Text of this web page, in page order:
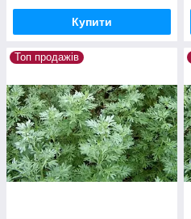
Купити
Топ продажів